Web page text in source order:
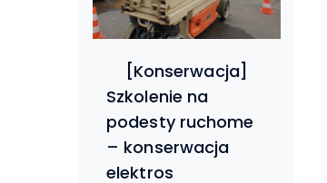
Szkolenie na
podesty ruchome
– konserwacja
elektros